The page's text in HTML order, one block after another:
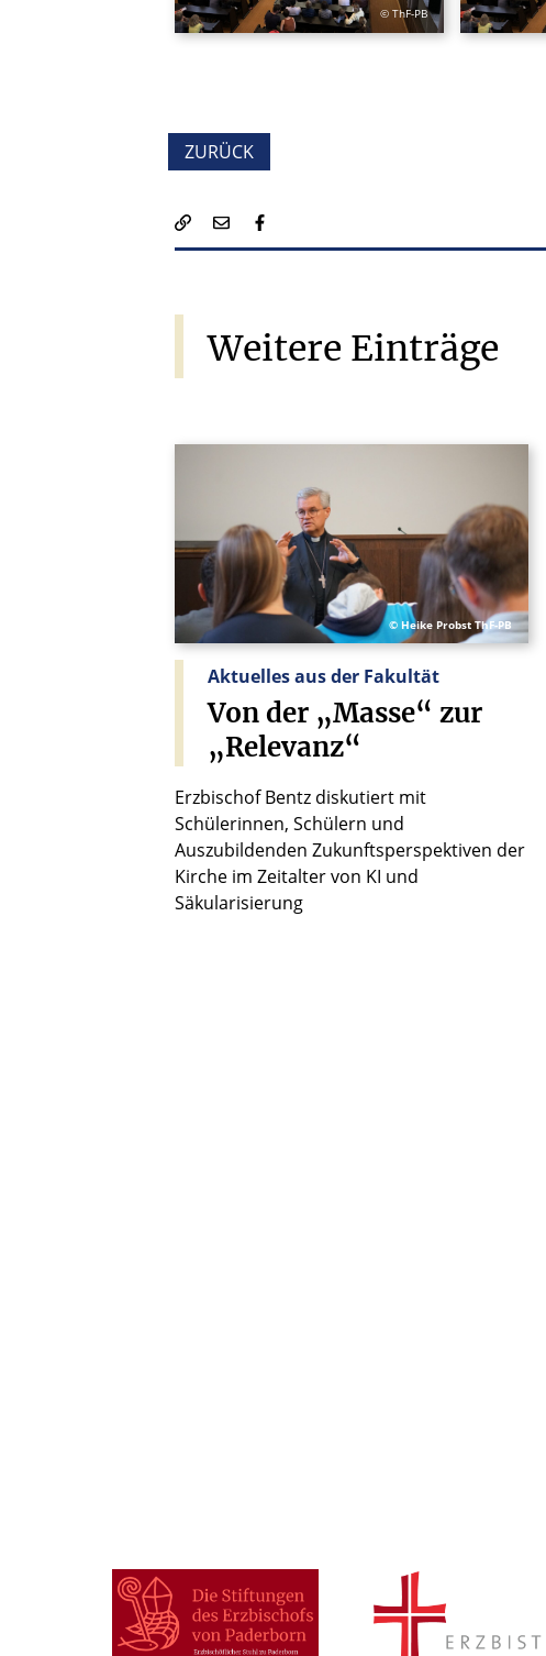
© ThF-PB
ZURÜCK
Weitere Einträge
© Heike Probst ThF-PB
Aktuelles aus der Fakultät
Vonder „Masse“ zur
„Relevanz“
Erzbischof Bentz diskutiert mit
Schülerinnen, Schülern und
Auszubildenden Zukunftsperspektiven der
Kirche im Zeitalter von KI und
Säkularisierung